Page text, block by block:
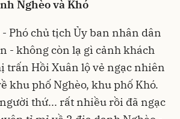
Nghèo và Khó
Phó chủ tịch Ủy ban nhân dân
- không còn lạ gì cảnh khách
trấn Hồi Xuân lộ vẻ ngạc nhiên
khu phố Nghèo, khu phố Khó.
thứ... rất nhiều rồi đã ngạc